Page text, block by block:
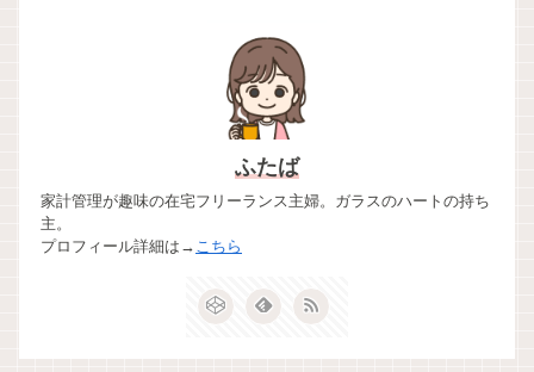
ふたば
家計管理が趣味の在宅フリーランス主婦。ガラスのハートの持ち
主。
プロフィール詳細は→ こちら